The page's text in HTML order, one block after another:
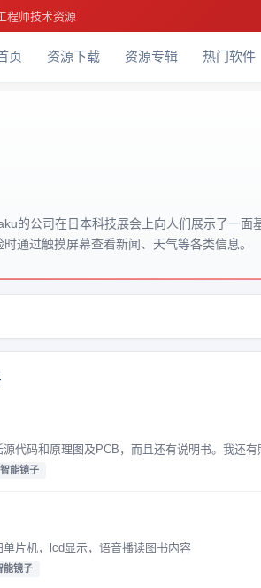
程师技术资源
页 资源下载 资源专辑 热门软件
的公司在日本科技展会上向人们展示了一面
通过触摸屏幕查看新闻、天气等各类信息。
代码和原理图及PCB，而且还有说明书。我还有
智能镜子
片机，lcd显示，语音播读图书内容
能镜子